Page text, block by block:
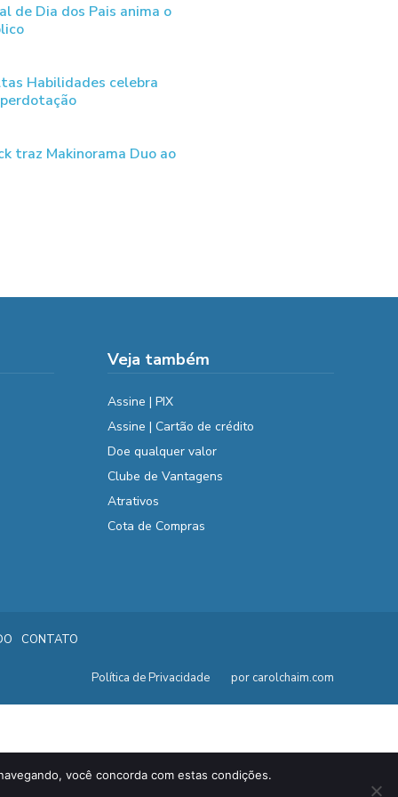
de Dia dos Pais anima o
Habilidades celebra
traz Makinorama Duo ao
Veja também
Assine | PIX
Assine | Cartão de crédito
Doe qualquer valor
Clube de Vantagens
Atrativos
Cota de Compras
CONTATO
Política de Privacidade por carolchaim.com
você concorda com estas condições.